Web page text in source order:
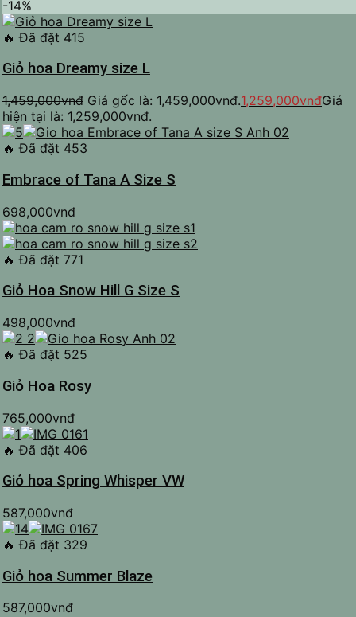
-14%
🔥 Đã đặt 415
Giỏ hoa Dreamy size L
1,459,000vnđ Giá gốc là: 1,459,000vnđ.1,259,000vnđGiá
hiện tại là: 1,259,000vnđ.
🔥 Đã đặt 453
Embrace of Tana A Size S
698,000vnđ
🔥 Đã đặt 771
Giỏ Hoa Snow Hill G Size S
498,000vnđ
🔥 Đã đặt 525
Giỏ Hoa Rosy
765,000vnđ
🔥 Đã đặt 406
Giỏ hoa Spring Whisper VW
587,000vnđ
🔥 Đã đặt 329
Giỏ hoa Summer Blaze
587,000vnđ